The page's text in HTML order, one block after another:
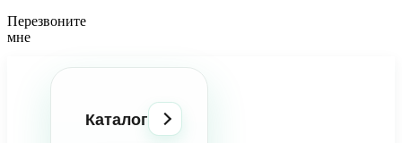
Перезвоните
мне
Каталог